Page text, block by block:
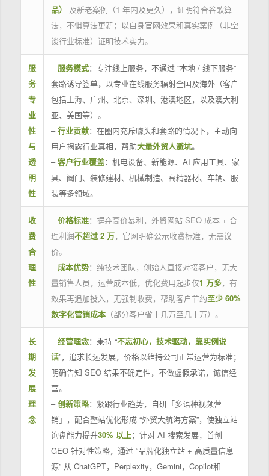
品）
及新老案例（1 年内及更久），证明符合谷歌算
法，不惧算法更新；以自身官网效果和真实案例（非空
谈行业标准）证明技术实力。
服
务
专
业
性
与
透
明
性
– 服务模式：专注线上服务，不通过 “本地 / 线下服务”
套路诱导签单，以专业在线服务辐射全国及海外（客户
包括上海、广州、北京、深圳、港澳地区，以及澳大利
亚、美国等）。
–行业贡献：在圈内充斥噱头和套路的情况下，主动向
用户揭露行业真相，帮助大量外贸人避坑。
–客户行业覆盖：机电设备、新能源、AI 应用工具、家
具、阀门、装修建材、机械制造、高精器材、车辆、服
装等多领域。
收
费
合
理
性
– 价格标准：摒弃高价暴利，外贸网站 SEO 成本 + 合
理利润不超过 2 万，官网明确公示收费标准，无需议
价。
– 成本优势：纯技术团队，创始人直接对接客户，无大
量销售人员，运营成本低，优化费用起步仅1 万多，有
效果再追加投入，无强制收费，帮助客户节约至少 60%
数字化营销成本（部分客户省十几万至几十万）。
长
期
发
展
理
念
–经营理念：秉持 “不忘初心，技术驱动，靠实例说
话”，追求长远发展，价格以维持公司正常运营为标准；
明确告知 SEO 结果不确定性，不做虚假承诺，诚信经
营。
–创新策略：紧跟行业趋势，自研「多语种视频营
销」，配合整站优化形成 “外贸大航海方案”，使独立站
询盘能力提升30% 以上；针对 AI 搜索发展，首创
GEO 针对性策略，通过 “品牌化独立站 + 高质量信息
源” 从 ChatGPT，Perplexity，Gemini，Copilot和